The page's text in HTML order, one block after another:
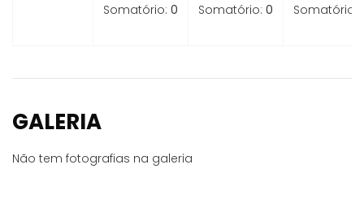
Somatório: 0
Somatório: 0
Somatório:
GALERIA
Não tem fotografias na galeria